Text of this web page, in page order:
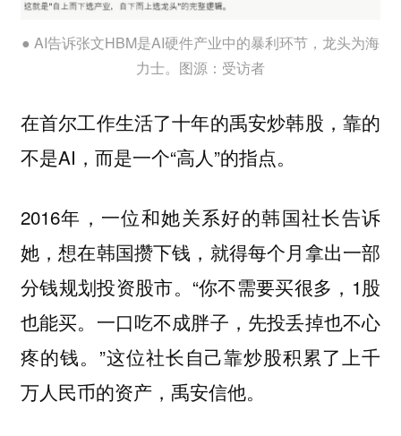
● AI告诉张文HBM是AI硬件产业中的暴利环节，龙头为海
力士。图源：受访者
在首尔工作生活了十年的禹安炒韩股，靠的
不是AI，而是一个“高人”的指点。
2016年，一位和她关系好的韩国社长告诉
她，想在韩国攒下钱，就得每个月拿出一部
分钱规划投资股市。“你不需要买很多，1股
也能买。一口吃不成胖子，先投丢掉也不心
疼的钱。”这位社长自己靠炒股积累了上千
万人民币的资产，禹安信他。